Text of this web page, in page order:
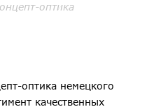
оптика
оптика немецкого
качественных